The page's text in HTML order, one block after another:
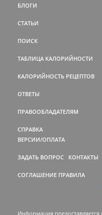
БЛОГИ
СТАТЬИ
ПОИСК
ТАБЛИЦА КАЛОРИЙНОСТИ
КАЛОРИЙНОСТЬ РЕЦЕПТОВ
ОТВЕТЫ
ПРАВООБЛАДАТЕЛЯМ
СПРАВКА
ВЕРСИИ/ОПЛАТА
ЗАДАТЬ ВОПРОС КОНТАКТЫ
СОГЛАШЕНИЕ ПРАВИЛА
Информация